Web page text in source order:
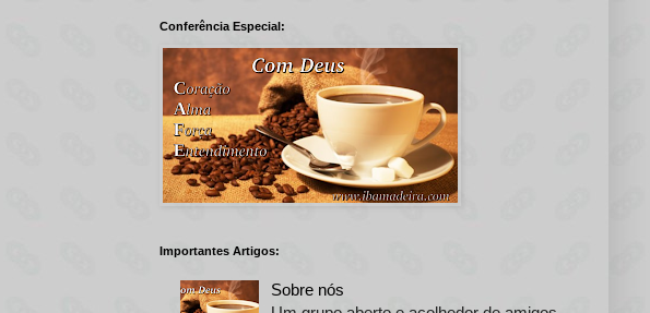
Conferência Especial:
Importantes Artigos:
Sobre nós